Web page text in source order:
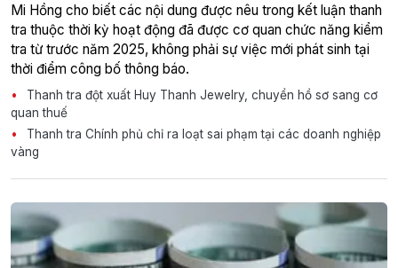
Mi Hồng cho biết các nội dung được nêu trong kết luận thanh
tra thuộc thời kỳ hoạt động đã được cơ quan chức năng kiểm
tra từ trước năm 2025, không phải sự việc mới phát sinh tại
thời điểm công bố thông báo.
Thanh tra đột xuất Huy Thanh Jewelry, chuyển hồ sơ sang cơ
quan thuế
Thanh tra Chính phủ chỉ ra loạt sai phạm tại các doanh nghiệp
vàng